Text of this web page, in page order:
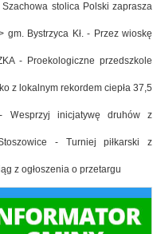
Szachowa stolica Polski zaprasza
gm. Bystrzyca Kł. - Przez wioskę
- Proekologiczne przedszkole
z lokalnym rekordem ciepła 37,5
Wesprzyj inicjatywę druhów z
- Turniej piłkarski z
z ogłoszenia o przetargu